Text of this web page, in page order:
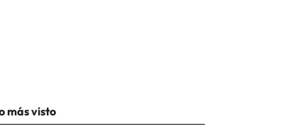
más visto